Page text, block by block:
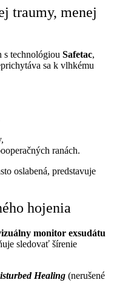
traumy, menej
technológiou Safetac,
sa k vlhkému
ranách.
oslabená, predstavuje
hojenia
monitor exsudátu
sledovať šírenie
Healing (nerušené